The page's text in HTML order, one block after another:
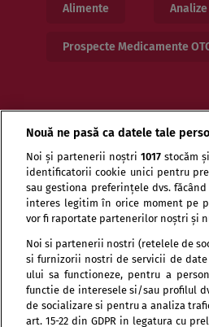
Alimente
Prospecte Medicamente
Termeni si conditii de
Nouă ne pasă ca datele tale
Noi și partenerii noștri 1017stocăm
identificatorii cookie unici pentru
sau gestiona preferințele dvs.
interes legitim în orice moment pe
vor fi raportate partenerilor noștri și
Noi si partenerii nostri (retelele de
si furnizorii nostri de servicii de
ului sa functioneze, pentru a
functie de interesele si/sau profilul
de socializare si pentru a analiza
art. 15-22 din GDPR in legatura cu